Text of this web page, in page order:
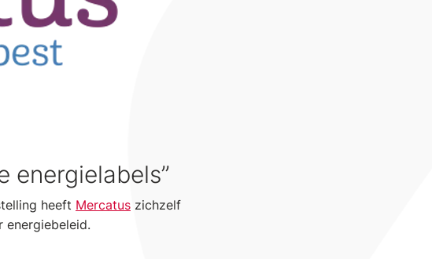
energielabels”
heeft Mercatus zichzelf
energiebeleid.